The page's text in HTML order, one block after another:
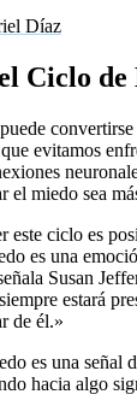
Díaz
Ciclo
evitamos
el miedo sea
este ciclo es
es una
Susan
estará
de él.»
es una señal
hacia algo